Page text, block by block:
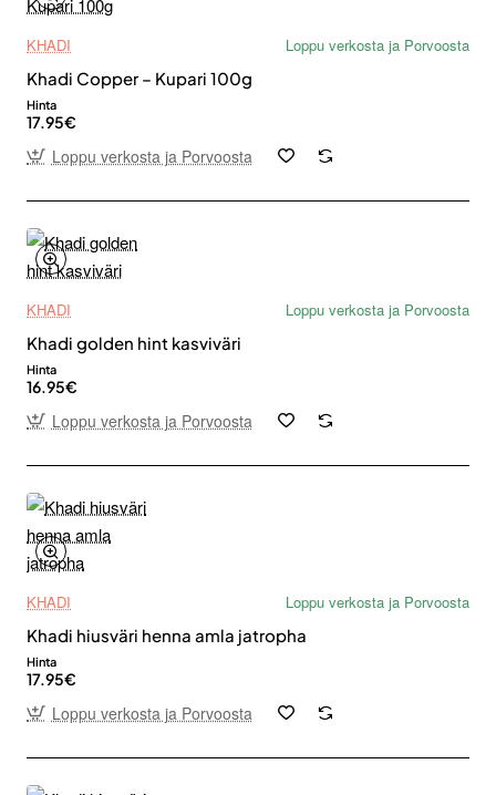
KHADI
Loppu verkosta ja Porvoosta
Khadi Copper – Kupari 100g
Hinta
17.95€
Loppu verkosta ja Porvoosta
KHADI
Loppu verkosta ja Porvoosta
Khadi golden hint kasviväri
Hinta
16.95€
Loppu verkosta ja Porvoosta
KHADI
Loppu verkosta ja Porvoosta
Khadi hiusväri henna amla jatropha
Hinta
17.95€
Loppu verkosta ja Porvoosta